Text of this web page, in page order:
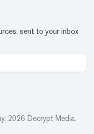
sent to your inbox
2026 Decrypt Media,